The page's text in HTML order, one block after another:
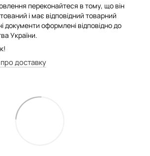
переконайтеся в тому, що він
і має відповідний товарний
документи оформлені відповідно до
України.
про доставку